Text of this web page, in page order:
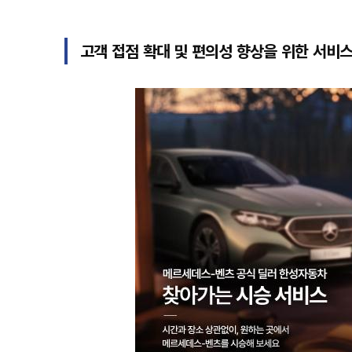
고객 접점 확대 및 편의성 향상을 위한 서비